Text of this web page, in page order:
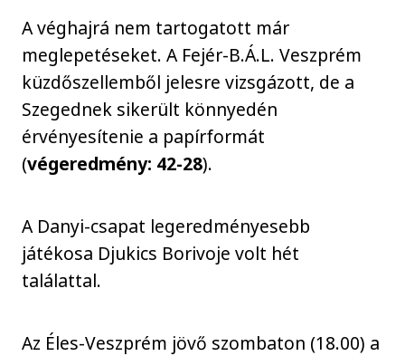
A véghajrá nem tartogatott már
meglepetéseket. A Fejér-B.Á.L. Veszprém
küzdőszellemből jelesre vizsgázott, de a
Szegednek sikerült könnyedén
érvényesítenie a papírformát
(végeredmény: 42-28).
A Danyi-csapat legeredményesebb
játékosa Djukics Borivoje volt hét
találattal.
Az Éles-Veszprém jövő szombaton (18.00) a